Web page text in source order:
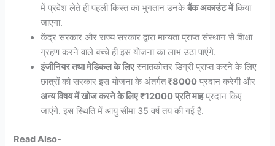
में प्रवेश लेते ही पहली किस्त का भुगतान उनकेबैंक अकाउंट मेंकिया
जाएगा.
केंद्र सरकार और राज्य सरकार द्वारा मान्यता प्राप्त संस्थान से शिक्षा
ग्रहण करने वाले बच्चे ही इस योजना का लाभ उठा पाएंगे.
इंजीनियर तथा मेडिकल के लिएस्नातकोत्तर डिग्री प्राप्त करने के लिए
छात्रों को सरकार इस योजना के अंतर्गत₹8000 प्रदान करेगी और
अन्य विषय में खोज करने के लिए ₹12000 प्रति माहप्रदान किए
जाएंगे. इस स्थिति में आयु सीमा 35 वर्ष तय की गई है.
Read Also-